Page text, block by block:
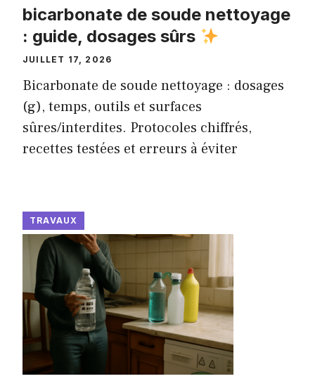
bicarbonate de soude nettoyage
: guide, dosages sûrs
JUILLET 17, 2026
Bicarbonate de soude nettoyage : dosages
(g), temps, outils et surfaces
sûres/interdites. Protocoles chiffrés,
recettes testées et erreurs à éviter
TRAVAUX